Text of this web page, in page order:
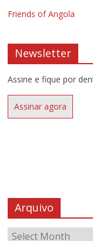
Friends of Angola
Newsletter
Assine e fique por
Assinar agora
Arquivo